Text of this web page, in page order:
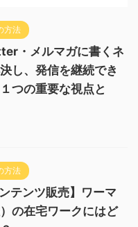
方法
・メルマガに書くネ
し、発信を継続でき
つの重要な視点と
方法
テンツ販売】ワーマ
の在宅ワークにはど